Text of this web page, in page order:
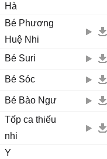
Hà
Bé Phương
Huệ Nhi
Bé Suri
Bé Sóc
Bé Bào Ngư
Tốp ca thiếu
nhi
Y